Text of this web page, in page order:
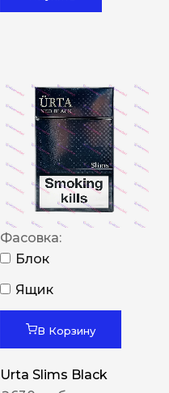
Фасовка:
Блок
Ящик
В Корзину
Urta Slims Black